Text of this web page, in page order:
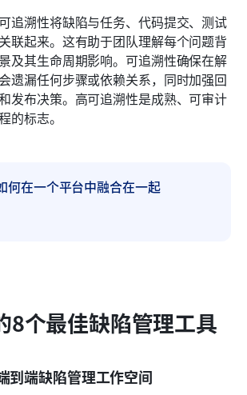
追溯性将缺陷与任务、代码提交、测试
联起来。这有助于团队理解每个问题背
及其生命周期影响。可追溯性确保在解
遗漏任何步骤或依赖关系，同时加强回
发布决策。高可追溯性是成熟、可审计
的标志。
何在一个平台中融合在一起
8个最佳缺陷管理工具
到端缺陷管理工作空间